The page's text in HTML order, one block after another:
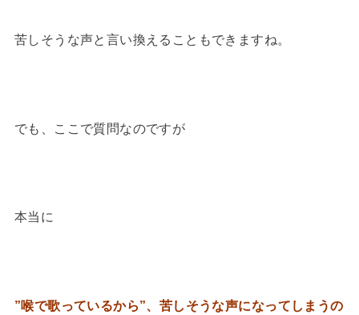
苦しそうな声と言い換えることもできますね。
でも、ここで質問なのですが
本当に
”喉で歌っているから”、苦しそうな声になってしまうの